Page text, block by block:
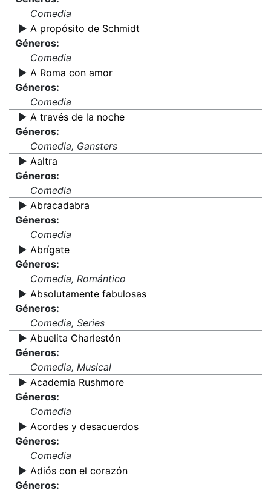
Comedia
▶️ A propósito de Schmidt
Géneros:
Comedia
▶️ A Roma con amor
Géneros:
Comedia
▶️ A través de la noche
Géneros:
Comedia, Gansters
▶️ Aaltra
Géneros:
Comedia
▶️ Abracadabra
Géneros:
Comedia
▶️ Abrígate
Géneros:
Comedia, Romántico
▶️ Absolutamente fabulosas
Géneros:
Comedia, Series
▶️ Abuelita Charlestón
Géneros:
Comedia, Musical
▶️ Academia Rushmore
Géneros:
Comedia
▶️ Acordes y desacuerdos
Géneros:
Comedia
▶️ Adiós con el corazón
Géneros: